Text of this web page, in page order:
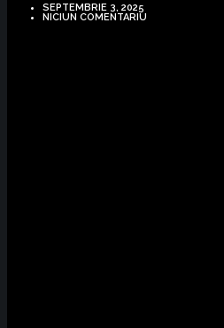
SEPTEMBRIE 3, 2025
NICIUN COMENTARIU